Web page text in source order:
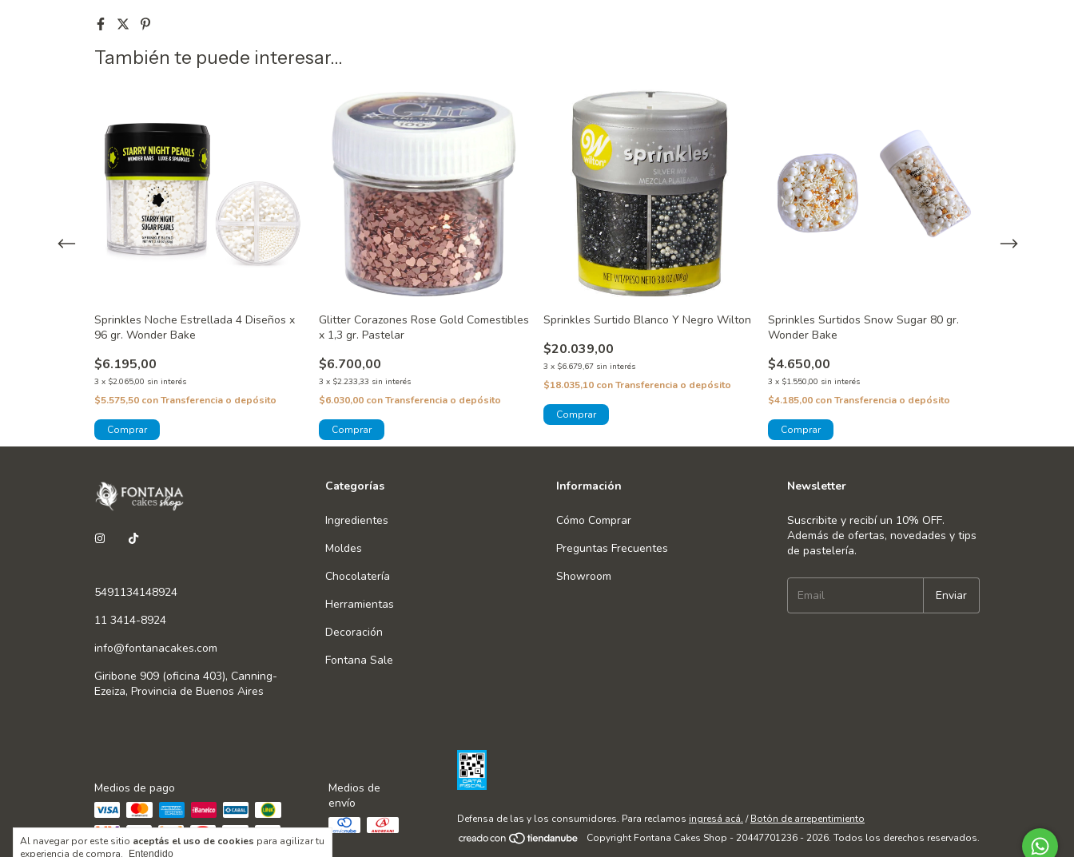
Al navegar por este sitio aceptás el uso de cookies para agilizar tu
experiencia de compra.
Entendido
También te puede interesar...
Sprinkles Noche Estrellada 4 Diseños x
96 gr. Wonder Bake
$6.195,00
3 x $2.065,00 sin interés
$5.575,50 conTransferencia o depósito
Glitter Corazones Rose Gold Comestibles
x 1,3 gr. Pastelar
$6.700,00
3 x $2.233,33 sin interés
$6.030,00 conTransferencia o depósito
Sprinkles Surtido Blanco Y Negro Wilton
$20.039,00
3 x $6.679,67 sin interés
$18.035,10 conTransferencia o depósito
Sprinkles Surtidos Snow Sugar 80 gr.
Wonder Bake
$4.650,00
3 x $1.550,00 sin interés
$4.185,00 conTransferencia o depósito
5491134148924
11 3414-8924
info@fontanacakes.com
Giribone 909 (oficina 403), Canning-
Ezeiza, Provincia de Buenos Aires
Categorías
Ingredientes
Moldes
Chocolatería
Herramientas
Decoración
Fontana Sale
Información
Cómo Comprar
Preguntas Frecuentes
Showroom
Newsletter
Suscribite y recibí un 10% OFF.
Además de ofertas, novedades y tips
de pastelería.
Medios de pago
Medios de
envío
Defensa de las y los consumidores. Para reclamos ingresá acá. / Botón de arrepentimiento
Copyright Fontana Cakes Shop - 20447701236 - 2026. Todos los derechos reservados.